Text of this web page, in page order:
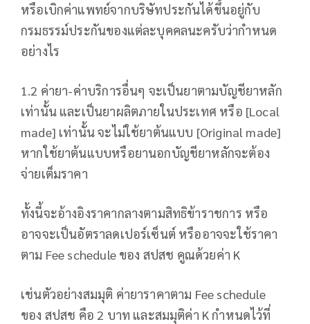
หรือเบิกค่าแพทย์จากบริษัทประกันได้ขึ้นอยู่กับ
กรมธรรม์ประกันของแต่ละบุคคลนะครับว่ากำหนด
อย่างไร
1.2 ค่ายา-ค่าบริการอื่นๆ จะเป็นยาตามบัญชียาหลัก
เท่านั้น และเป็นยาผลิตภายในประเทศ หรือ [Local
made] เท่านั้น จะไม่ใช้ยาต้นแบบ [Original made]
หากใช้ยาต้นแบบหรือยานอกบัญชียาหลักจะต้อง
จ่ายเต็มราคา
ทั้งนี้จะอ้างอิงราคากลางตามสิทธิข้าราชการ หรือ
อาจจะเป็นอัตราลดเปอร์เซ็นต์ หรืออาจจะใช้ราคา
ตาม Fee schedule ของ สปสช คูณด้วยค่า K
เช่นตัวอย่างสมมุติ ค่ายาราคาตาม Fee schedule
ของ สปสช คือ 2 บาท และสมมุติค่า K กำหนดไว้ที่